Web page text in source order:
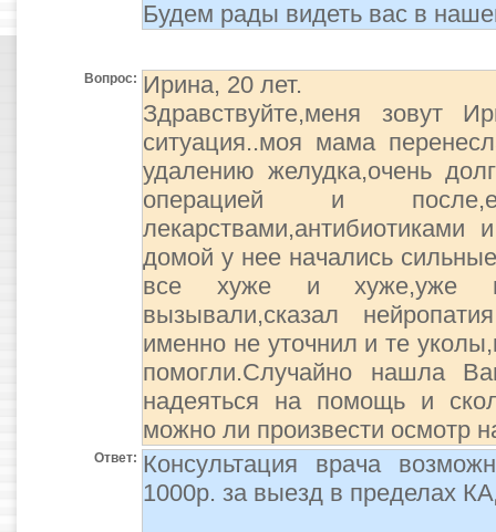
Будем рады видеть вас в
Вопрос: Ирина, 20 лет.
Здравствуйте,меня зовут
ситуация..моя мама
удалению желудка,очень
операцией и
домой у нее начались
все хуже и хуже,уже
вызывали,сказал
именно не уточнил и те
помогли.Случайно нашла
надеяться на помощь и
можно ли произвести осмотр
Ответ: Консультация врача
1000р. за выезд в пределах